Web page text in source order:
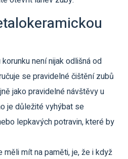
není nijak odlišná od
se pravidelné čištění zubů
jako pravidelné návštěvy u
je důležité vyhýbat se
lepkavých potravin, které by
mít na paměti, je, že i když